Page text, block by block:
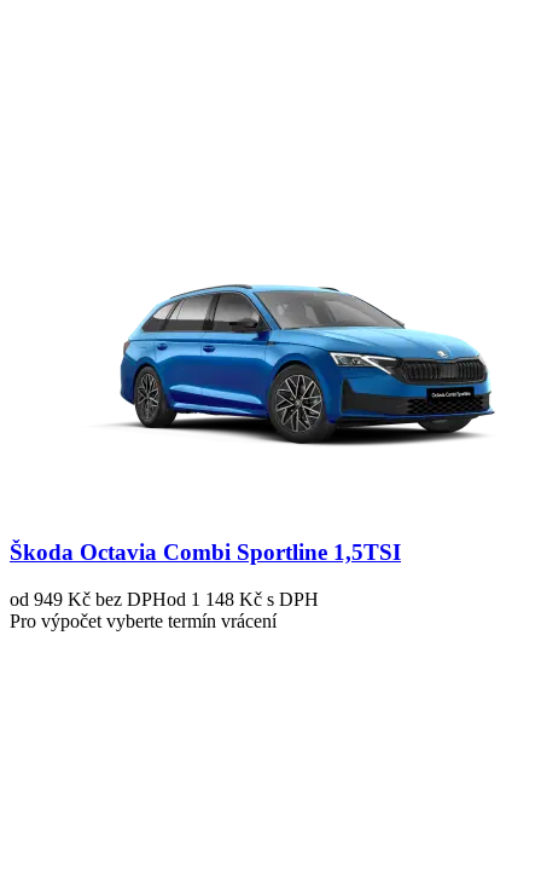
Škoda Octavia Combi Sportline 1,5TSI
od 949 Kč bez DPHod 1 148 Kč s DPH
Pro výpočet vyberte termín vrácení